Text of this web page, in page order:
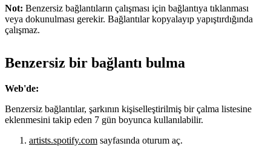
Not: Benzersiz bağlantıların çalışması için bağlantıya tıklanması
veya dokunulması gerekir. Bağlantılar kopyalayıp yapıştırdığında
çalışmaz.
Benzersiz bir bağlantı bulma
Web'de:
Benzersiz bağlantılar, şarkının kişiselleştirilmiş bir çalma listesine
eklenmesini takip eden 7 gün boyunca kullanılabilir.
artists.spotify.com sayfasında oturum aç.